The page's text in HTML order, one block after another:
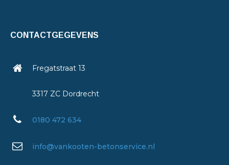
CONTACTGEGEVENS
Fregatstraat 13
3317 ZC Dordrecht
0180 472 634
info@vankooten-betonservice.nl